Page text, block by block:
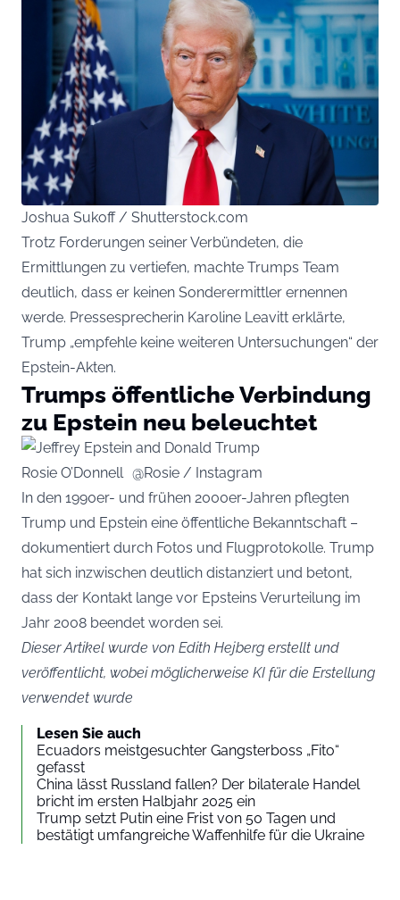
Joshua Sukoff / Shutterstock.com
Trotz Forderungen seiner Verbündeten, die
Ermittlungen zu vertiefen, machte Trumps Team
deutlich, dass er keinen Sonderermittler ernennen
werde. Pressesprecherin Karoline Leavitt erklärte,
Trump „empfehle keine weiteren Untersuchungen“ der
Epstein-Akten.
Trumps öffentliche Verbindung
zu Epstein neu beleuchtet
Rosie O’Donnell @Rosie / Instagram
In den 1990er- und frühen 2000er-Jahren pflegten
Trump und Epstein eine öffentliche Bekanntschaft –
dokumentiert durch Fotos und Flugprotokolle. Trump
hat sich inzwischen deutlich distanziert und betont,
dass der Kontakt lange vor Epsteins Verurteilung im
Jahr 2008 beendet worden sei.
Dieser Artikel wurde von Edith Hejberg erstellt und
veröffentlicht, wobei möglicherweise KI für die Erstellung
verwendet wurde
Lesen Sie auch
Ecuadors meistgesuchter Gangsterboss „Fito“
gefasst
China lässt Russland fallen? Der bilaterale Handel
bricht im ersten Halbjahr 2025 ein
Trump setzt Putin eine Frist von 50 Tagen und
bestätigt umfangreiche Waffenhilfe für die Ukraine